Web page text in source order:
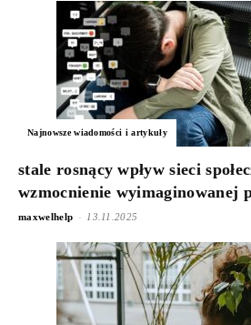
Najnowsze wiadomości i artykuły
stale rosnący wpływ sieci
wzmocnienie wyimaginowanej
maxwelhelp - 13.11.2025